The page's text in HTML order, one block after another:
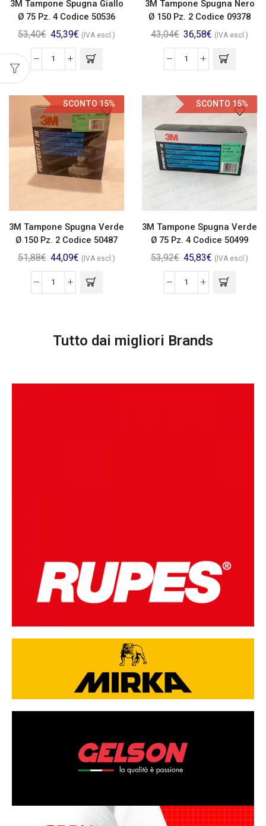
3M Tampone Spugna Giallo
Ø 75 Pz. 4 Codice 50536
53,40€ 45,39€ (IVA escl.)
3M Tampone Spugna Nero
Ø 150 Pz. 2 Codice 09378
43,04€ 36,58€ (IVA escl.)
SCONTO 15%
3M Tampone Spugna Verde
Ø 150 Pz. 2 Codice 50487
51,88€ 44,09€ (IVA escl.)
SCONTO 15%
3M Tampone Spugna Verde
Ø 75 Pz. 4 Codice 50499
53,92€ 45,83€ (IVA escl.)
Tutto dai migliori Brands